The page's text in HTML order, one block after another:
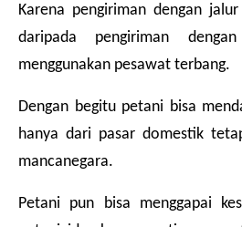
Karena pengiriman dengan
daripada pengiriman
menggunakan pesawat terbang.
Dengan begitu petani bisa
hanya dari pasar domestik
mancanegara.
Petani pun bisa menggapai